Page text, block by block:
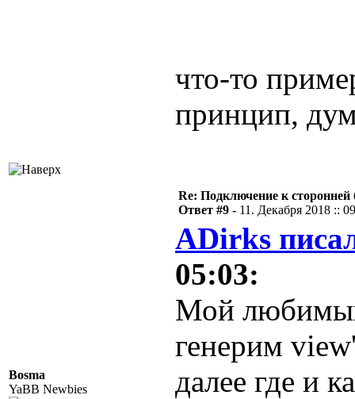
что-то
принцип,
Bosma
YaBB Newbies
Re: Подключение к сторонней
Ответ #9 - 11. Декабря 2018 ::
ADirks
05:03:
Мой
генерим
далее где и